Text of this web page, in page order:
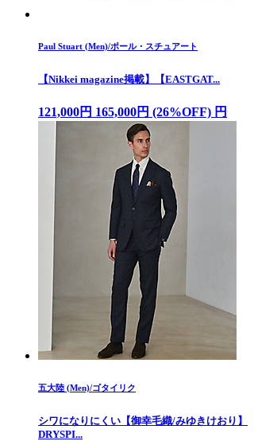
Paul Stuart (Men)/ポール・スチュアート
【Nikkei magazine掲載】【EASTGAT...
121,000円 165,000円 (26%OFF) 円
五大陸 (Men)/ゴタイリク
シワになりにくい【御幸毛織/みゆきけおり】
DRYSPI...